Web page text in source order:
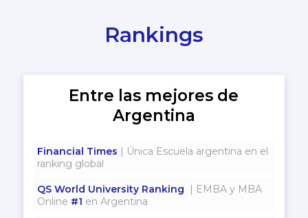
Rankings
Entre las mejores de
Argentina
Financial Times | Única Escuela argentina en el
ranking global
QS World University Ranking
| EMBA y MBA
Online #1 en Argentina